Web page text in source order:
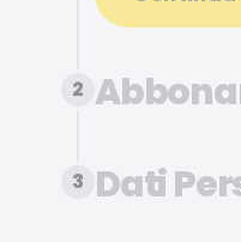
Via Italia,
Via
2
3 Dati